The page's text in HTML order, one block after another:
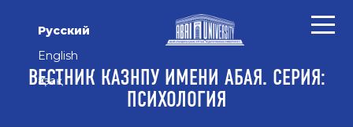
Русский
English
Қазақ
ВЕСТНИК КАЗНПУ ИМЕНИ АБАЯ. СЕРИЯ:
ПСИХОЛОГИЯ